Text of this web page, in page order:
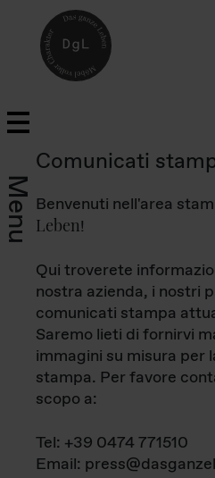
Menu
Comunicati
Benvenuti nell'area
Leben!
Qui troverete
nostra azienda, i nostri
comunicati stampa
Saremo lieti di fornirvi
immagini su misura per
stampa. Per favore
scopo a:
Tel: +39 0474 771510
Email: